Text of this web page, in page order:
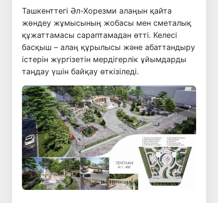
Ташкенттегі Әл-Хорезми алаңын қайта
жөндеу жұмысының жобасы мен сметалық
құжаттамасы сараптамадан өтті. Келесі
басқыш – алаң құрылысы және абаттандыру
істерін жүргізетін мердігерлік ұйымдарды
таңдау үшін байқау өткізіледі.